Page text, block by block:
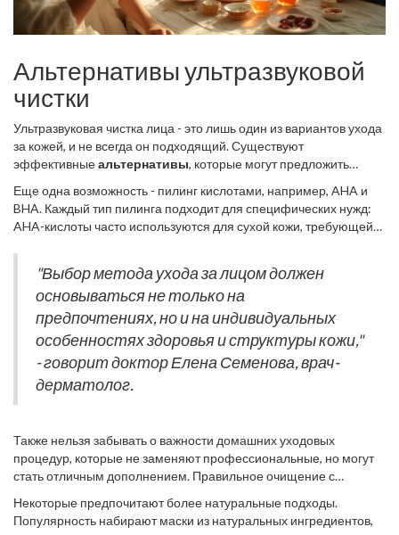
Альтернативы ультразвуковой
чистки
Ультразвуковая чистка лица - это лишь один из вариантов ухода
за кожей, и не всегда он подходящий. Существуют
эффективныеальтернативы, которые могут предложить
микродермабразия. Этот метод основан на использовании
мельчайших кристаллов для удаления омертвевших клеток
кожи, что помогает в борьбе с пигментацией и мелкими
недостатками без использования ультразвука.
Еще одна возможность - пилинг кислотами, например, AHA и
BHA. Каждый тип пилинга подходит для специфических нужд:
AHA-кислоты часто используются для сухой кожи, требующей
на поверхностные слои эпидермиса, стимулируя обновление
клеток. Такие процедуры могут эффективно очистить и
улучшить состояние кожи, избегая интенсивного
ультразвукового воздействия.
"Выбор метода ухода за лицом должен
основываться не только на
предпочтениях, но и на индивидуальных
особенностях здоровья и структуры кожи,"
- говорит доктор Елена Семенова, врач-
дерматолог.
Также нельзя забывать о важности домашних уходовых
процедур, которые не заменяют профессиональные, но могут
стать отличным дополнением. Правильное очищение с
очищения - метод, заключающийся в использовании сначала
масла, а затем пенки - обеспечивает эффективное удаление
Некоторые предпочитают более натуральные подходы.
Популярность набирают маски из натуральных ингредиентов,